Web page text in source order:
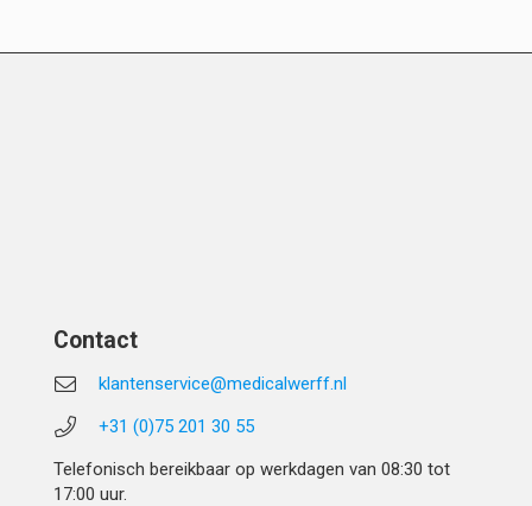
Contact
klantenservice@medicalwerff.nl
+31 (0)75 201 30 55
Telefonisch bereikbaar op werkdagen van 08:30 tot
17:00 uur.